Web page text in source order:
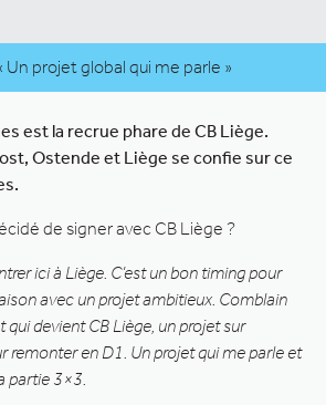
Un projet global qui me parle »
est la recrue phare de CB Liège.
Ostende et Liège se confie sur ce
de signer avec CB Liège ?
ici à Liège. C’est un bon timing pour
avec un projet ambitieux. Comblain
devient CB Liège, un projet sur
remonter en D1. Un projet qui me parle et
partie 3×3.